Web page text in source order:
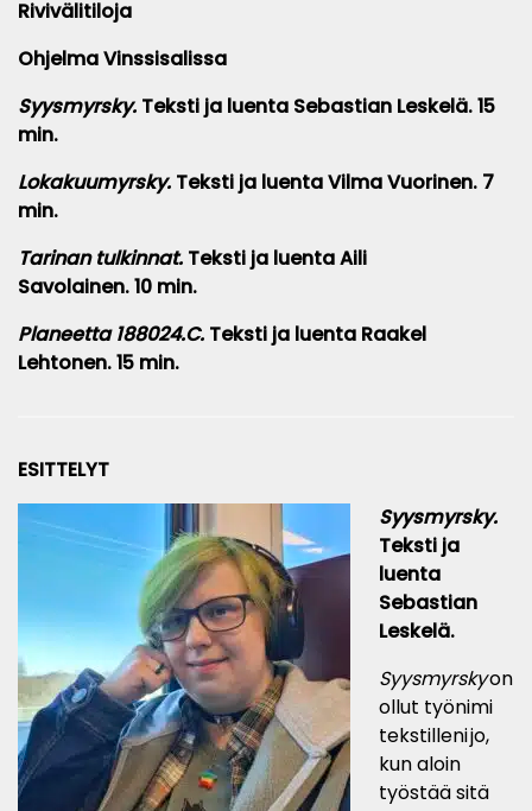
Rivivälitiloja
Ohjelma Vinssisalissa
Syysmyrsky. Teksti ja luenta Sebastian Leskelä.15
min.
Lokakuumyrsky. Teksti ja luenta Vilma Vuorinen. 7
min.
Tarinan tulkinnat. Teksti ja luenta Aili
Savolainen.10 min.
Planeetta 188024.C. Teksti ja luenta Raakel
Lehtonen. 15 min.
ESITTELYT
Syysmyrsky.
Teksti ja
luenta
Sebastian
Leskelä.
Syysmyrskyon
ollut työnimi
tekstilleni jo,
kun aloin
työstää sitä